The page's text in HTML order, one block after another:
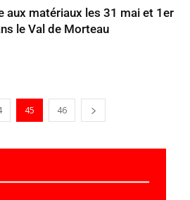
aux matériaux les 31 mai et 1er
le Val de Morteau
45 46